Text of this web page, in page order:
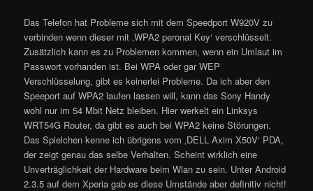
Das Telefon hat Probleme sich mit dem Speedport W920V zu
verbinden wenn dieser mit ‚WPA2 peronal Key‘ verschlüsselt.
Zusätzlich kann es zu Problemen kommen, wenn ein Umlaut im
Passwort vorhanden ist. Bei WPA oder gar WEP
Verschlüsselung, gibt es keinerlei Probleme. Da ich aber den
Speeport auf WPA2 laufen lassen will, kann das Sony Handy
wohl nur im 54 Mbit Netz bleiben. Hier werkelt ein Linksys
WRT54G Router, da gibt es auch bei WPA2 keine Störungen.
Das Spielchen kenne ich übrigens vom ‚DELL Axim X50V‘ PDA,
der zeigt genau das selbe Verhalten. Scheint wirklich eine
Unverträglichkeit der Hardware beim Wlan zu sein. Unter Android
2.3.5 auf dem Xperia gab es diese Umstände aber definitiv nicht!